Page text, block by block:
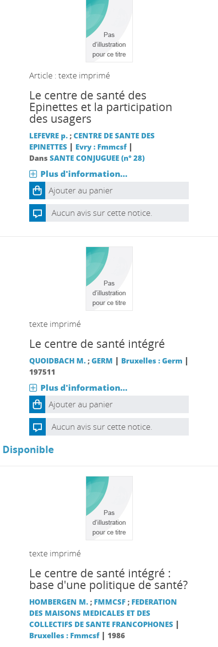
Article : texte imprimé
Le centre de santé des
Epinettes et la participation
des usagers
LEFEVRE p.; CENTRE DE SANTE DES
EPINETTES | Evry : Fmmcsf|
Dans SANTE CONJUGUEE (n° 28)
Plus d'information...
Ajouter au panier
Aucun avis sur cette notice.
texte imprimé
Le centre de santé intégré
QUOIDBACH M.; GERM | Bruxelles : Germ |
197511
Plus d'information...
Ajouter au panier
Aucun avis sur cette notice.
Disponible
texte imprimé
Le centre de santé intégré :
base d'une politique de santé?
HOMBERGEN M.; FMMCSF; FEDERATION
DES MAISONS MEDICALES ET DES
COLLECTIFS DE SANTE FRANCOPHONES |
Bruxelles : Fmmcsf| 1986